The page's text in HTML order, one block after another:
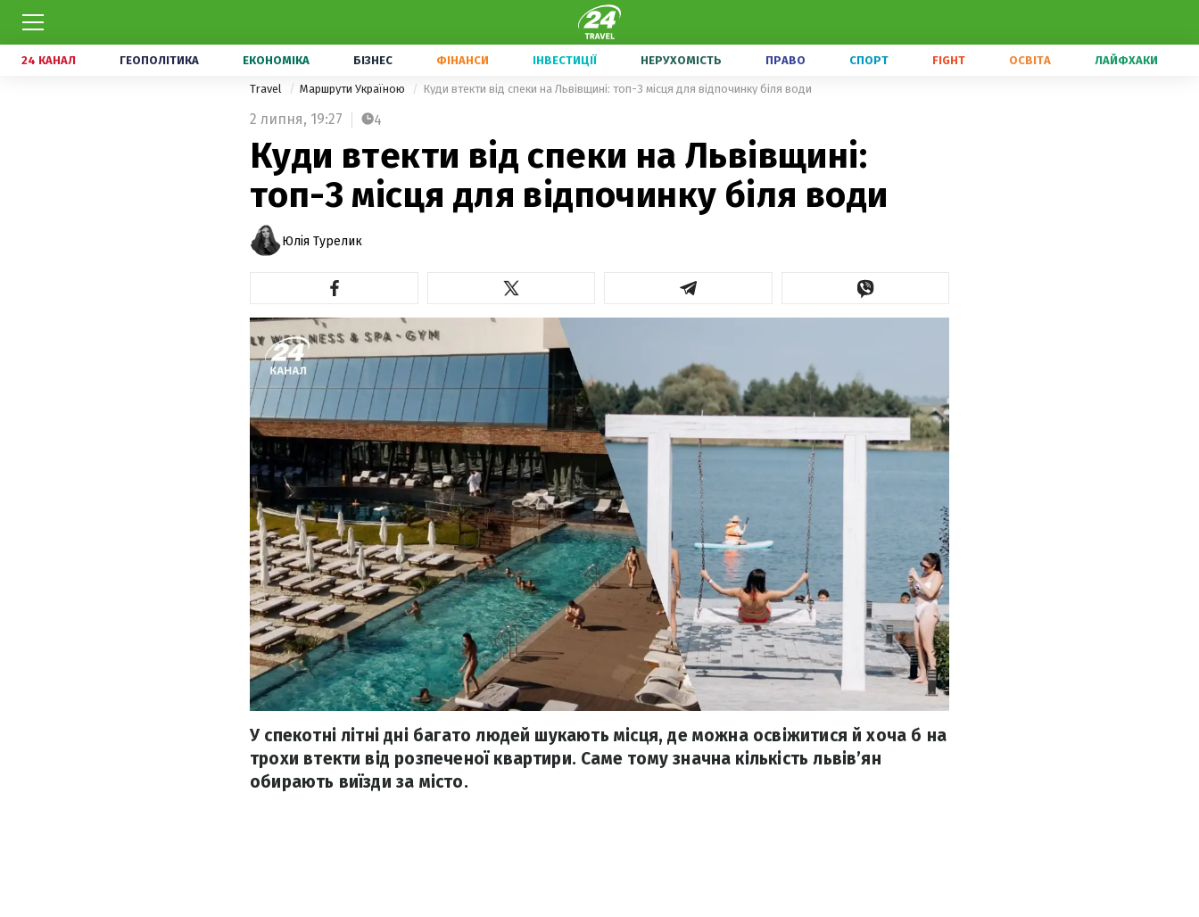
24 КАНАЛ ГЕОПОЛІТИКА ЕКОНОМІКА БІЗНЕС ФІНАНСИ ІНВЕСТИЦІЇ НЕРУХОМІСТЬ ПРАВО СПОРТ FIGHT ОСВІТА ЛАЙФХАКИ
Travel Маршрути Україною Куди втекти від спеки на Львівщині: топ-3 місця для відпочинку біля води
2 липня, 19:27 4
Куди втекти від спеки на Львівщині:
топ-3 місця для відпочинку біля води
Юлія Турелик
У спекотні літні дні багато людей шукають місця, де можна освіжитися й хоча б на
трохи втекти від розпеченої квартири. Саме тому значна кількість львів’ян
обирають виїзди за місто.